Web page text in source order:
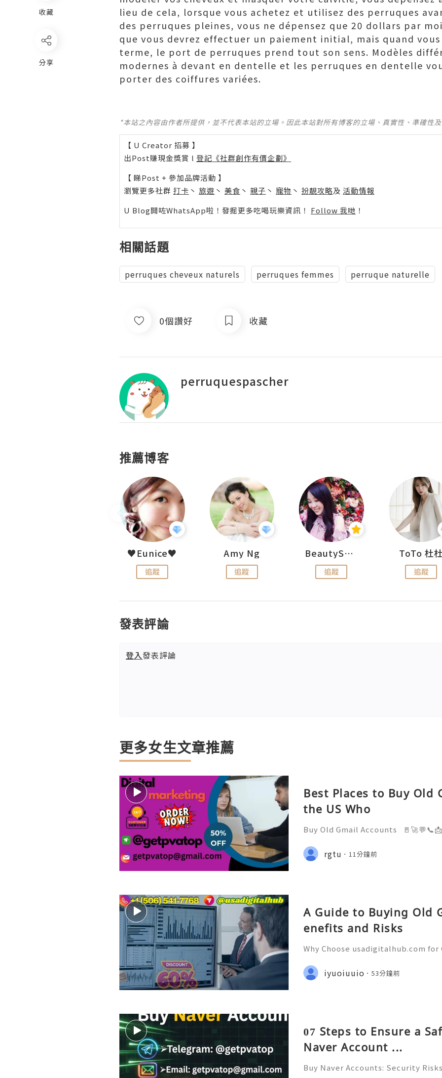
收藏
分享
lieu de cela, lorsque vous achetez et utilisez des perruques
des perruques pleines, vous ne dépensez que 20 dollars par
que vous devrez effectuer un paiement initial, mais quand
terme, le port de perruques prend tout son sens. Modèles
modernes à devant en dentelle et les perruques en dentelle
porter des coiffures variées.
*本站之內容由作者所提供，並不代表本站的立場。因此本站對所有博客的立場、真實性、準確性
【 U Creator 招募 】
出Post賺現金獎賞 l 登記《社群創作有價企劃》
【 睇Post + 參加品牌活動 】
瀏覽更多社群 打卡 丶 旅遊 丶 美食 丶 親子 丶 寵物 丶 扮靚攻略及 活動情報
U Blog開咗WhatsApp啦！發掘更多吃喝玩樂資訊！ Follow 我哋 ！
相關話題
perruques cheveux naturels perruques femmes perruque naturelle
0個讚好 收藏
perruquespascher
推薦博客
♥Eunice♥
追蹤
Amy Ng
追蹤
BeautySearch
追蹤
ToTo 杜
追蹤
發表評論
登入發表評論
更多女生文章推薦
Best Places to Buy Old
the US Who
Buy Old Gmail Accounts
4/7 💼⏰📩🌟🌐✨ Telegram:
pp: +1(873)710-7167 💼⏰📩🌟🌐✨
rgtu 11分鐘前
A Guide to Buying Old
enefits and Risks
Why Choose usadigitalhub.com for
⭐ WhatsApp: +1 (506) 541-7768
gitalhub 🎮✨💎🌐🚀⭐ Discord:
iyuoiuuio 53分鐘前
07 Steps to Ensure a
Naver Account ...
Buy Naver Accounts: Security